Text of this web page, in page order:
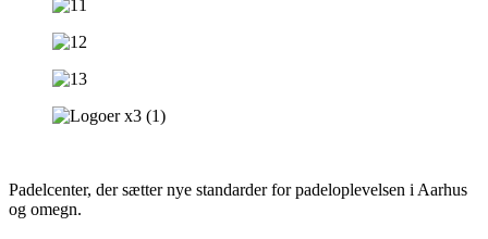
Padelcenter, der sætter nye standarder for padeloplevelsen i Aarhus
og omegn.